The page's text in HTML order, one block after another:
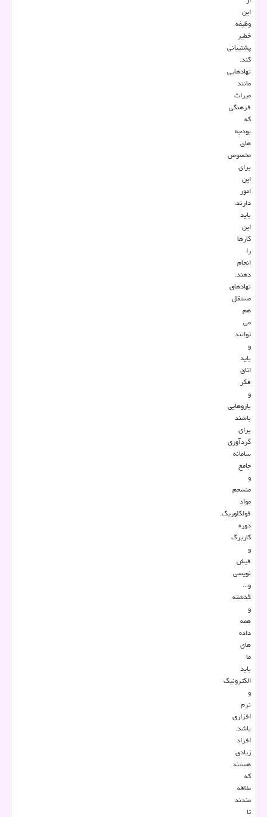
این
وظیفه
خطیر
پشتیبانی
کند.
نهادهایی
مانند
میراث
فرهنگی
که
بودجه
های
مخصوص
برای
این
امور
دارند،
باید
این
کارها
را
انجام
دهند.
نهادهای
مستقل
هم
می
توانند
و
باید
اتاق
فکر
و
بازوهایی
باشند
برای
گردآوری
سامانه
جامع
و
منسجم
مواد
فولکلوریک.
دوره
کاربرگ
و
فیش
نویسی
و...
گذشته
و
همه
داده
های
ما
باید
الکترونیک
و
نرم
افزاری
باشد.
افراد
زیادی
هستند
که
علاقه
مندند
تا